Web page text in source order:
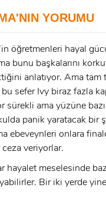
Şifremi
GIRIŞ
ÜYE OL
YORUMU
öğretmenleri hayal
bunu başkalarını
anlatıyor. Ama tam
sefer Ivy biraz fazla
sürekli ama yüzüne
panik yaratacak bir
ebeveynleri onlara
veriyorlar.
hayalet meselesinde
Bir iki yerde